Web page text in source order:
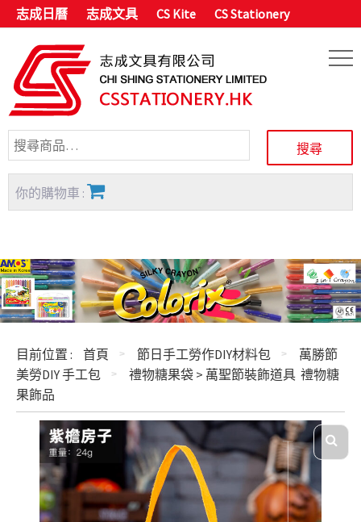
志成日曆 志成文具 CS Kite CS Stationery
你的購物車 :
目前位置 : 首頁 節日手工勞作DIY材料包
萬勝節
美勞DIY 手工包
禮物糖果袋 > 萬聖節裝飾道具 禮物糖
果飾品